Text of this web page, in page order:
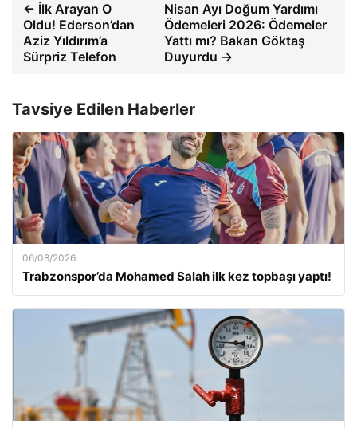
← İlk Arayan O
Oldu! Ederson’dan
Aziz Yıldırım’a
Sürpriz Telefon
Nisan Ayı Doğum Yardımı
Ödemeleri 2026: Ödemeler
Yattı mı? Bakan Göktaş
Duyurdu →
Tavsiye Edilen Haberler
06/08/2026
Trabzonspor’da Mohamed Salah ilk kez topbaşı yaptı!